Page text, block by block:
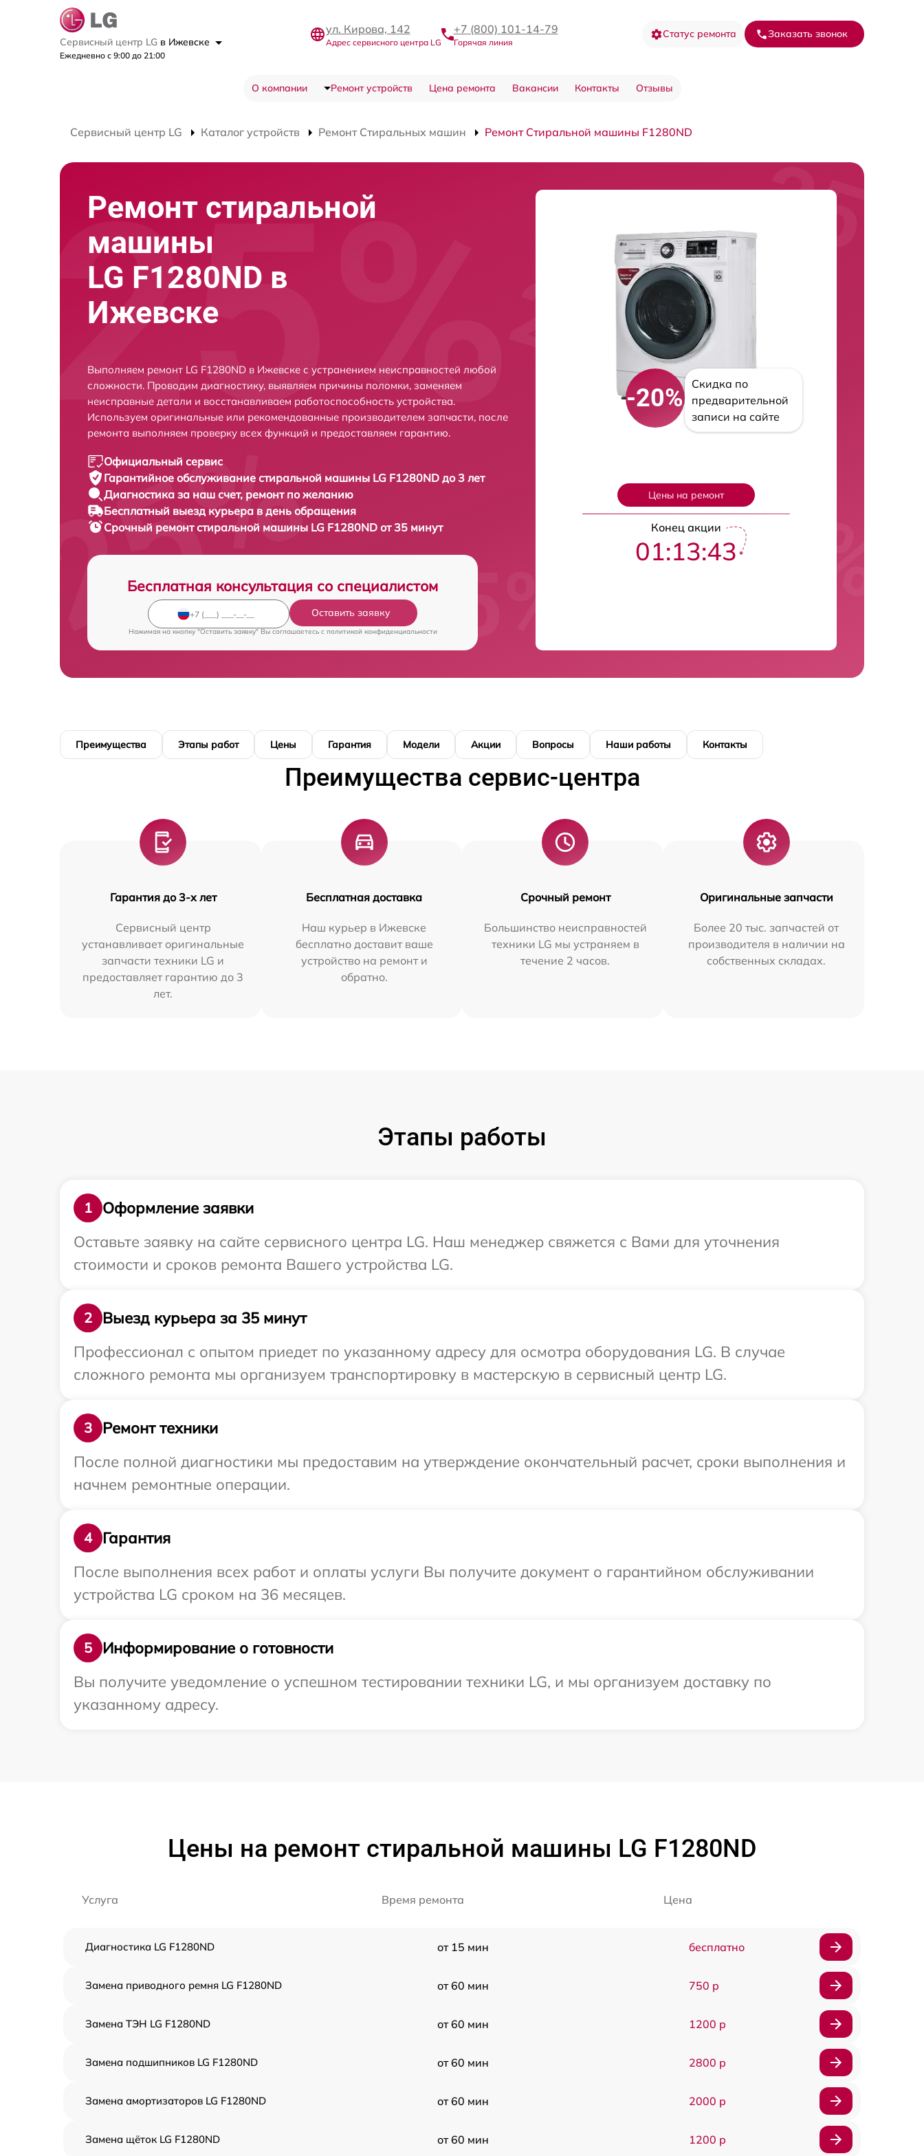
Сервисный центр LG в Ижевске
Ежедневно с 9:00 до 21:00
ул. Кирова, 142
Адрес сервисного центра LG
+7 (800) 101-14-79
Горячая линия
Статус ремонта Заказать звонок
О компании Ремонт устройств Цена ремонта Вакансии Контакты Отзывы
Сервисный центр LG Каталог устройств Ремонт Стиральных машин Ремонт Стиральной машины F1280ND
Ремонт стиральной
машины
LG F1280ND в
Ижевске
Выполняем ремонт LG F1280ND в Ижевске с устранением неисправностей любой
сложности. Проводим диагностику, выявляем причины поломки, заменяем
неисправные детали и восстанавливаем работоспособность устройства.
Используем оригинальные или рекомендованные производителем запчасти, после
ремонта выполняем проверку всех функций и предоставляем гарантию.
Официальный сервис
Гарантийное обслуживание стиральной машины LG F1280ND до 3 лет
Диагностика за наш счет, ремонт по желанию
Бесплатный выезд курьера в день обращения
Срочный ремонтстиральной машины LG F1280ND от 35 минут
Бесплатная консультация со специалистом
Оставить заявку
Нажимая на кнопку "Оставить заявку" Вы соглашаетесь c политикой конфиденциальности
-20%
Скидка по
предварительной
записи на сайте
Цены на ремонт
Конец акции
01:13:42
Преимущества Этапы работ Цены Гарантия Модели Акции Вопросы Наши работы Контакты
Преимущества сервис-центра
Гарантия до 3-х лет
Сервисный центр
устанавливает оригинальные
запчасти техники LG и
предоставляет гарантию до 3
лет.
Бесплатная доставка
Наш курьер в Ижевске
бесплатно доставит ваше
устройство на ремонт и
обратно.
Срочный ремонт
Большинство неисправностей
техники LG мы устраняем в
течение 2 часов.
Оригинальные запчасти
Более 20 тыс. запчастей от
производителя в наличии на
собственных складах.
Этапы работы
1
Оформление заявки
Оставьте заявку на сайте сервисного центра LG. Наш менеджер свяжется с Вами для уточнения
стоимости и сроков ремонта Вашего устройства LG.
2
Выезд курьера за 35 минут
Профессионал с опытом приедет по указанному адресу для осмотра оборудования LG. В случае
сложного ремонта мы организуем транспортировку в мастерскую в сервисный центр LG.
3
Ремонт техники
После полной диагностики мы предоставим на утверждение окончательный расчет, сроки выполнения и
начнем ремонтные операции.
4
Гарантия
После выполнения всех работ и оплаты услуги Вы получите документ о гарантийном обслуживании
устройства LG сроком на 36 месяцев.
5
Информирование о готовности
Вы получите уведомление о успешном тестировании техники LG, и мы организуем доставку по
указанному адресу.
Цены на ремонт стиральной машины LG F1280ND
Услуга Время ремонта Цена
Диагностика LG F1280ND от 15 мин бесплатно
Замена приводного ремня LG F1280ND от 60 мин 750 р
Замена ТЭН LG F1280ND от 60 мин 1200 р
Замена подшипников LG F1280ND от 60 мин 2800 р
Замена амортизаторов LG F1280ND от 60 мин 2000 р
Замена щёток LG F1280ND от 60 мин 1200 р